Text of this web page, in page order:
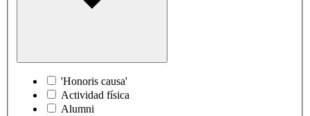
'Honoris causa'
Actividad física
Alumni